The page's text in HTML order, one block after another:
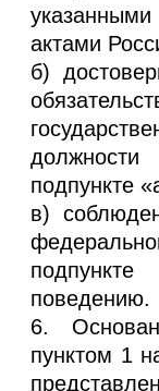
актами
б)
подпункте
в)
поведению.
6.
пунктом 1